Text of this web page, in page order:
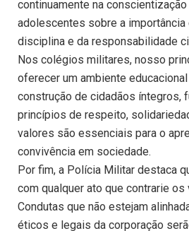
continuamente na
adolescentes sobre a
disciplina e da responsabilidade
Nos colégios militares, nosso
oferecer um ambiente
construção de cidadãos íntegros,
princípios de respeito,
valores são essenciais para o
convivência em sociedade.
Por fim, a Polícia Militar destaca
com qualquer ato que contrarie
Condutas que não estejam
éticos e legais da corporação